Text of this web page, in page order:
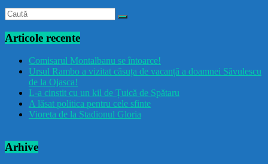
Articole recente
Comisarul Montalbanu se întoarce!
Ursul Rambo a vizitat căsuța de vacanță a doamnei Săvulescu
de la Ojasca!
L-a cinstit cu un kil de Țuică de Spătaru
A lăsat politica pentru cele sfinte
Vioreta de la Stadionul Gloria
Arhive